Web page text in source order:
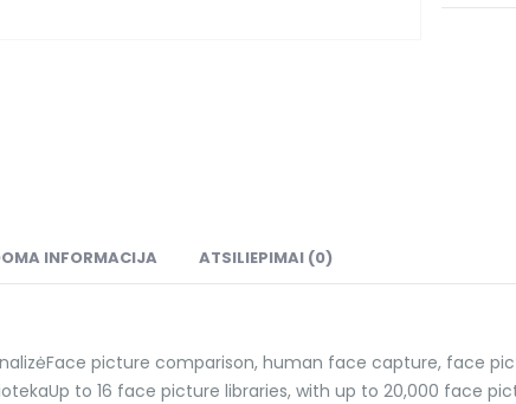
INFORMACIJA ATSILIEPIMAI (0)
Face picture comparison, human face capture, face
Up to 16 face picture libraries, with up to 20,000 face